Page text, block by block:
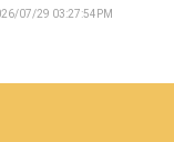
07/29 03:27:54PM